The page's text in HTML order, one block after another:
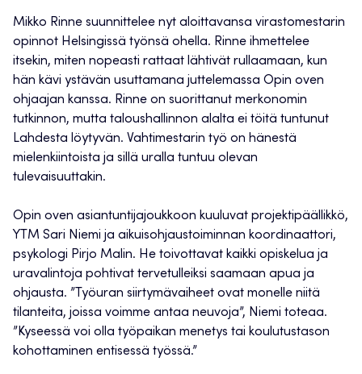
Mikko Rinne suunnittelee nyt aloittavansa virastomestarin
opinnot Helsingissä työnsä ohella. Rinne ihmettelee
itsekin, miten nopeasti rattaat lähtivät rullaamaan, kun
hän kävi ystävän usuttamana juttelemassa Opin oven
ohjaajan kanssa. Rinne on suorittanut merkonomin
tutkinnon, mutta taloushallinnon alalta ei töitä tuntunut
Lahdesta löytyvän. Vahtimestarin työ on hänestä
mielenkiintoista ja sillä uralla tuntuu olevan
tulevaisuuttakin.
Opin oven asiantuntijajoukkoon kuuluvat projektipäällikkö,
YTM Sari Niemi ja aikuisohjaustoiminnan koordinaattori,
psykologi Pirjo Malin. He toivottavat kaikki opiskelua ja
uravalintoja pohtivat tervetulleiksi saamaan apua ja
ohjausta. ”Työuran siirtymävaiheet ovat monelle niitä
tilanteita, joissa voimme antaa neuvoja”, Niemi toteaa.
”Kyseessä voi olla työpaikan menetys tai koulutustason
kohottaminen entisessä työssä.”